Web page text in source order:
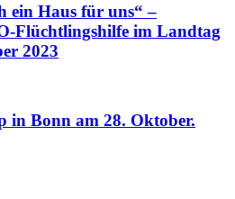
ein Haus für uns“ –
Flüchtlingshilfe im Landtag
2023
in Bonn am 28. Oktober.